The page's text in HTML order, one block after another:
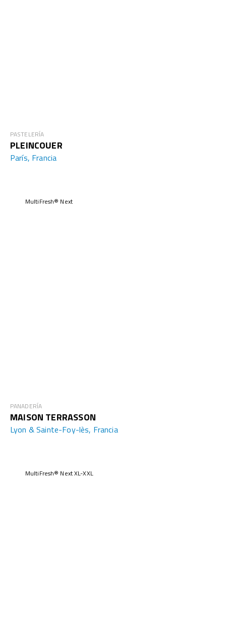
PASTELERÍA
PLEINCOUER
París, Francia
MultiFresh® Next
PANADERÍA
MAISON TERRASSON
Lyon & Sainte-Foy-lès, Francia
MultiFresh® Next XL-XXL